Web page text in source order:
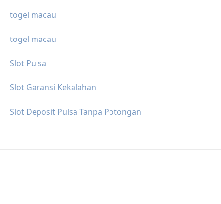
togel macau
togel macau
Slot Pulsa
Slot Garansi Kekalahan
Slot Deposit Pulsa Tanpa Potongan